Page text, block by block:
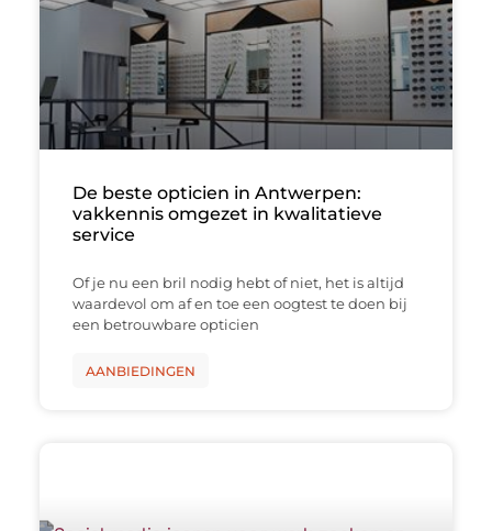
De beste opticien in Antwerpen:
vakkennis omgezet in kwalitatieve
service
Of je nu een bril nodig hebt of niet, het is altijd
waardevol om af en toe een oogtest te doen bij
een betrouwbare opticien
AANBIEDINGEN